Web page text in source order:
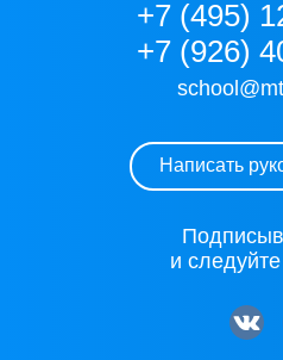
+7 (495)
+7 (926)
Написать
и